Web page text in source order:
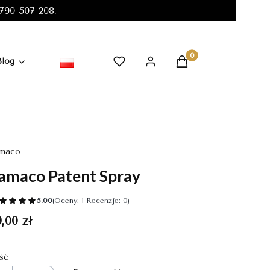
507 208.
Produkty w
Patent Spray
5.00(Oceny: 1 Recenzje: 0)
zł